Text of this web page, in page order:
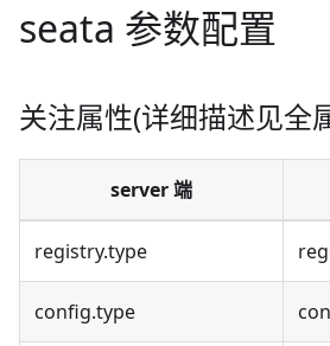
seata 参数配置
关注属性(详细描述见全
server 端
registry.type
config.type